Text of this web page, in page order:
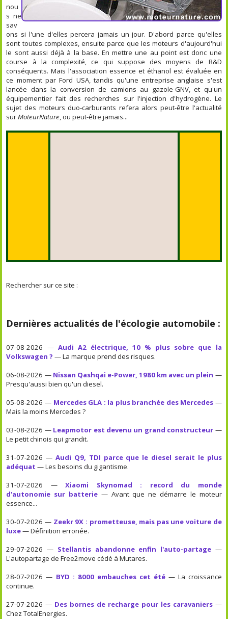
nou
s ne
sav
ons si l'une d'elles percera jamais un jour. D'abord parce qu'elles
sont toutes complexes, ensuite parce que les moteurs d'aujourd'hui
le sont aussi déjà à la base. En mettre une au point est donc une
course à la complexité, ce qui suppose des moyens de R&D
conséquents. Mais l'association essence et éthanol est évaluée en
ce moment par Ford USA, tandis qu'une entreprise anglaise s'est
lancée dans la conversion de camions au gazole-GNV, et qu'un
équipementier fait des recherches sur l'injection d'hydrogène. Le
sujet des moteurs duo-carburants refera alors peut-être l'actualité
surMoteurNature, ou peut-être jamais...
Rechercher sur ce site :
Dernières actualités de l'écologie automobile :
07-08-2026 — Audi A2 électrique, 10 % plus sobre que la
Volkswagen ? — La marque prend des risques.
06-08-2026 — Nissan Qashqai e-Power, 1980 km avec un plein —
Presqu'aussi bien qu'un diesel.
05-08-2026 — Mercedes GLA : la plus branchée des Mercedes —
Mais la moins Mercedes ?
03-08-2026 — Leapmotor est devenu un grand constructeur —
Le petit chinois qui grandit.
31-07-2026 —Audi Q9, TDI parce que le diesel serait le plus
adéquat — Les besoins du gigantisme.
31-07-2026 —Xiaomi Skynomad : record du monde
d'autonomie sur batterie — Avant que ne démarre le moteur
essence...
30-07-2026 — Zeekr 9X : prometteuse, mais pas une voiture de
luxe— Définition erronée.
29-07-2026 — Stellantis abandonne enfin l'auto-partage—
L'autopartage de Free2move cédé à Mutares.
28-07-2026 — BYD : 8000 embauches cet été— La croissance
continue.
27-07-2026 — Des bornes de recharge pour les caravaniers—
Chez TotalEnergies.